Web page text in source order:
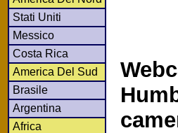
Stati Uniti
Messico
Costa Rica
America Del Sud
Brasile
Argentina
Africa